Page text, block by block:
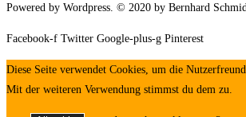
Powered by Wordpress. © 2020 by Bernhard Schmid
Facebook-f Twitter Google-plus-g Pinterest
Diese Seite verwendet Cookies, um die
Mit der weiteren Verwendung stimmst du dem zu.